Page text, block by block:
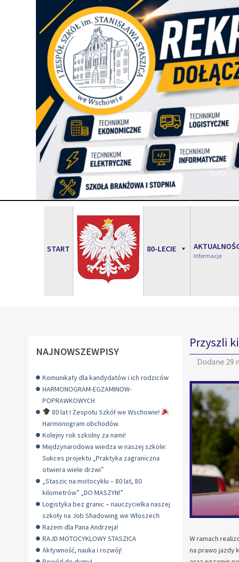
START 80-LECIE
Informacje
Przyszli
Dodane 29
W ramach
na prawo jazdy
NAJNOWSZEWPISY
Komunikaty dla kandydatów i ich rodziców
HARMONOGRAM-EGZAMINOW-
POPRAWKOWYCH
80 lat I Zespołu Szkół we Wschowie!
Harmonogram obchodów.
Kolejny rok szkolny za nami!
Międzynarodowa wiedza w naszej szkole:
Sukces projektu „Praktyka zagraniczna
otwiera wiele drzwi”
„Staszic na motocyklu – 80 lat, 80
kilometrów” „DO MASZYN!”
Logistyka bez granic – nauczycielka naszej
szkoły na Job Shadowing we Włoszech
Razem dla Pana Andrzeja!
RAJD MOTOCYKLOWY STASZICA
Aktywność, nauka i rozwój!